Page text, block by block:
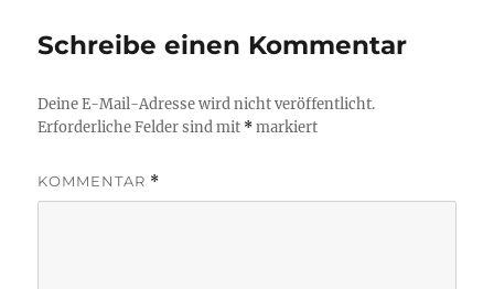
Schreibe einen Kommentar
Deine E-Mail-Adresse wird nicht veröffentlicht.
Erforderliche Felder sind mit *markiert
KOMMENTAR *